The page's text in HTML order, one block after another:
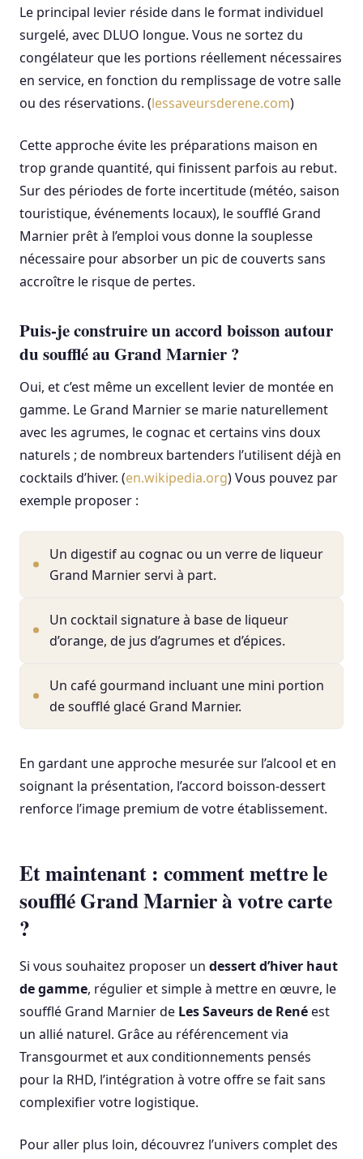
Le principal levier réside dans le format individuel
surgelé, avec DLUO longue. Vous ne sortez du
congélateur que les portions réellement nécessaires
en service, en fonction du remplissage de votre salle
ou des réservations. (lessaveursderene.com)
Cette approche évite les préparations maison en
trop grande quantité, qui finissent parfois au rebut.
Sur des périodes de forte incertitude (météo, saison
touristique, événements locaux), le soufflé Grand
Marnier prêt à l’emploi vous donne la souplesse
nécessaire pour absorber un pic de couverts sans
accroître le risque de pertes.
Puis-je construire un accord boisson autour
du soufflé au Grand Marnier ?
Oui, et c’est même un excellent levier de montée en
gamme. Le Grand Marnier se marie naturellement
avec les agrumes, le cognac et certains vins doux
naturels ; de nombreux bartenders l’utilisent déjà en
cocktails d’hiver. (en.wikipedia.org) Vous pouvez par
exemple proposer :
Un digestif au cognac ou un verre de liqueur
Grand Marnier servi à part.
Un cocktail signature à base de liqueur
d’orange, de jus d’agrumes et d’épices.
Un café gourmand incluant une mini portion
de soufflé glacé Grand Marnier.
En gardant une approche mesurée sur l’alcool et en
soignant la présentation, l’accord boisson-dessert
renforce l’image premium de votre établissement.
Et maintenant : comment mettre le
soufflé Grand Marnier à votre carte
?
Si vous souhaitez proposer un dessert d’hiver haut
de gamme, régulier et simple à mettre en œuvre, le
soufflé Grand Marnier de Les Saveurs de Renéest
un allié naturel. Grâce au référencement via
Transgourmet et aux conditionnements pensés
pour la RHD, l’intégration à votre offre se fait sans
complexifier votre logistique.
Pour aller plus loin, découvrez l’univers complet des